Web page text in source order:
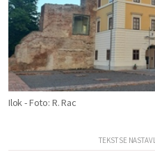
Ilok - Foto: R. Rac